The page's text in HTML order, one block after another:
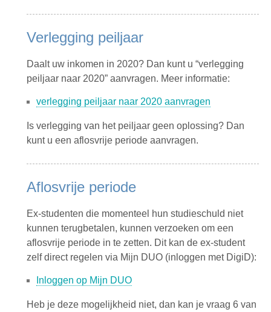
Verlegging peiljaar
Daalt uw inkomen in 2020? Dan kunt u “verlegging
peiljaar naar 2020” aanvragen. Meer informatie:
verlegging peiljaar naar 2020 aanvragen
Is verlegging van het peiljaar geen oplossing? Dan
kunt u een aflosvrije periode aanvragen.
Aflosvrije periode
Ex-studenten die momenteel hun studieschuld niet
kunnen terugbetalen, kunnen verzoeken om een
aflosvrije periode in te zetten. Dit kan de ex-student
zelf direct regelen via Mijn DUO (inloggen met DigiD):
Inloggen op Mijn DUO
Heb je deze mogelijkheid niet, dan kan je vraag 6 van